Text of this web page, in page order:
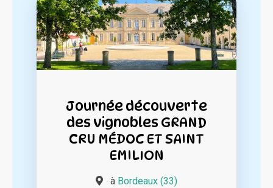
Journée découverte
des vignobles GRAND
CRU MÉDOC ET SAINT
EMILION
à Bordeaux (33)